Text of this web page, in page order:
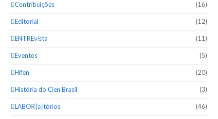
Contribuições (16)
Editorial (12)
ENTREvista (11)
Eventos (5)
Hífen (20)
História do Cien Brasil (3)
LABOR|a|tórios (46)